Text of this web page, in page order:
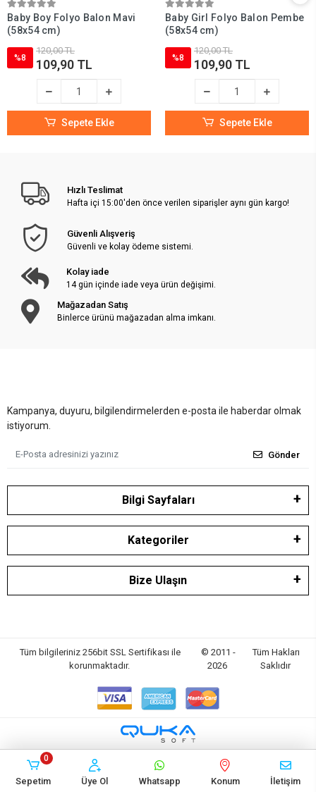
Baby Boy Folyo Balon Mavi
(58x54 cm)
%8
120,00 TL
109,90 TL
Sepete Ekle
Baby Girl Folyo Balon Pembe
(58x54 cm)
%8
120,00 TL
109,90 TL
Sepete Ekle
Hızlı Teslimat
Hafta içi 15:00'den önce verilen siparişler aynı gün kargo!
Güvenli Alışveriş
Güvenli ve kolay ödeme sistemi.
Kolay iade
14 gün içinde iade veya ürün değişimi.
Mağazadan Satış
Binlerce ürünü mağazadan alma imkanı.
Kampanya, duyuru, bilgilendirmelerden e-posta ile haberdar olmak
istiyorum.
Gönder
Bilgi Sayfaları
Kategoriler
Bize Ulaşın
Tüm bilgileriniz 256bit SSL Sertifikası ile
korunmaktadır.
© 2011 -
2026
Tüm Hakları
Saklıdır
Sepetim
0
Üye Ol Whatsapp Konum İletişim